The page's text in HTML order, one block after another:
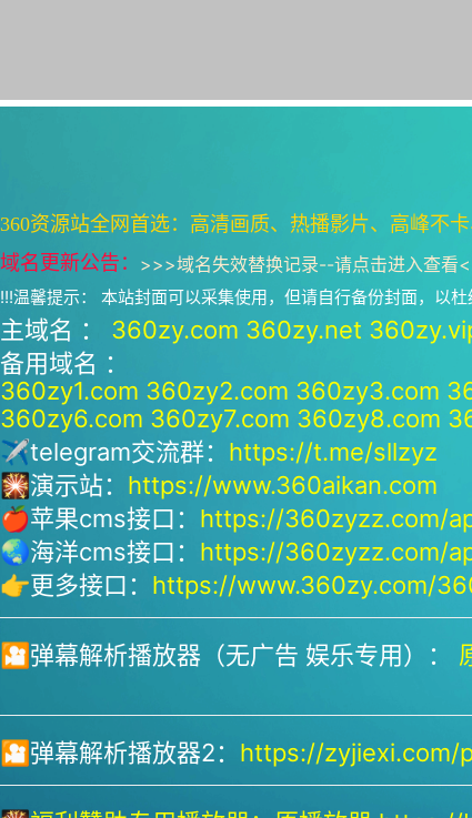
360资源站全网首选：高清画质、热播影片、高峰不
域名更新公告： >>>域名失效替换记录--请点击进入查看
!!!温馨提示： 本站封面可以采集使用，但请自行备份封面，以杜
主域名 ： 360zy.com 360zy.net
备用域名 ：
360zy1.com 360zy2.com 360zy3.com
360zy6.com 360zy7.com 360zy8.com
✈telegram交流群： https://t.me/sllzyz
🎇演示站： https://www.360aikan.com
🍎苹果cms接口： https://360zyzz.com/
🌏海洋cms接口： https://360zyzz.com/
👉更多接口： https://www.360zy.com/
🎦弹幕解析播放器（无广告 娱乐专用）：
🎦弹幕解析播放器2： https://zyjiexi.com/